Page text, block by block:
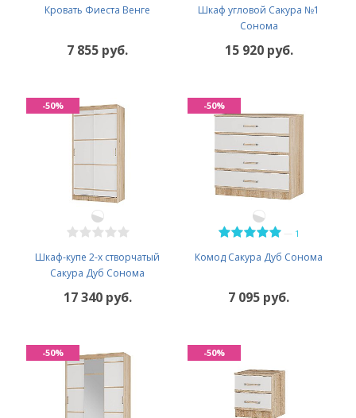
Кровать Фиеста Венге
7 855 руб.
Шкаф угловой Сакура №1
Сонома
15 920 руб.
Шкаф-купе 2-х створчатый
Сакура Дуб Сонома
17 340 руб.
-50%
1
Комод Сакура Дуб Сонома
7 095 руб.
-50%
-50% -50%